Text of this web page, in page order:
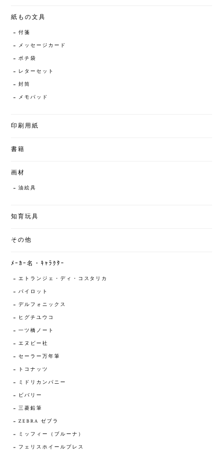
紙もの文具
付箋
メッセージカード
ポチ袋
レターセット
封筒
メモパッド
印刷用紙
書籍
画材
油絵具
知育玩具
その他
ﾒｰｶｰ名・ｷｬﾗｸﾀｰ
エトランジェ・ディ・コスタリカ
パイロット
デルフォニックス
ヒグチユウコ
一ツ橋ノート
エヌビー社
セーラー万年筆
トコナッツ
ミドリカンパニー
ビバリー
三菱鉛筆
ZEBRA ゼブラ
ミッフィー（ブルーナ）
フェリスホイールプレス